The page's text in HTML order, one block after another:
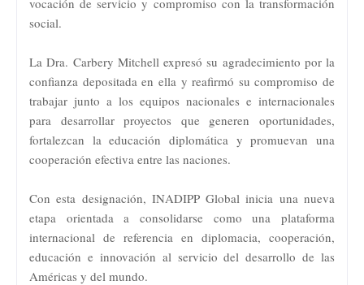
social.
La Dra. Carbery Mitchell expresó su agradecimiento por la
confianza depositada en ella y reafirmó su compromiso de
trabajar junto a los equipos nacionales e internacionales
para desarrollar proyectos que generen oportunidades,
fortalezcan la educación diplomática y promuevan una
cooperación efectiva entre las naciones.
Con esta designación, INADIPP Global inicia una nueva
etapa orientada a consolidarse como una plataforma
internacional de referencia en diplomacia, cooperación,
educación e innovación al servicio del desarrollo de las
Américas y del mundo.